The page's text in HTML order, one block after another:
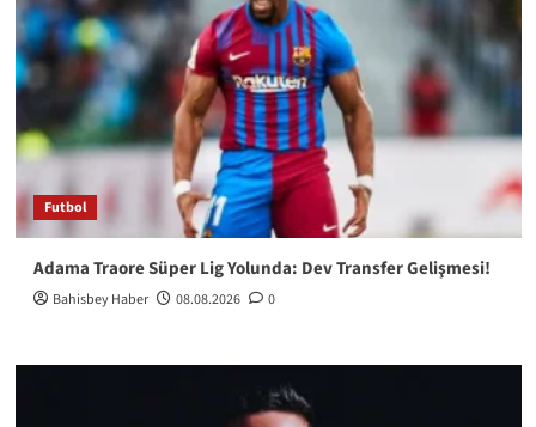
Futbol
Adama Traore Süper Lig Yolunda: Dev Transfer Gelişmesi!
Bahisbey Haber 08.08.2026 0